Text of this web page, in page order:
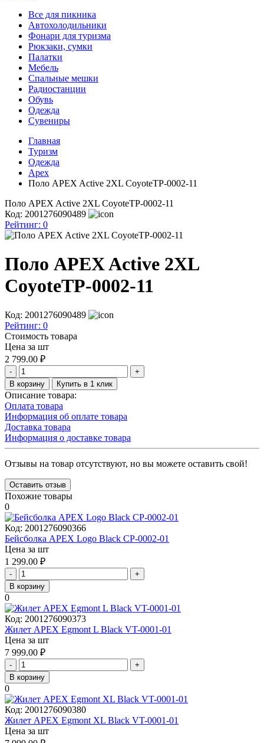
Все для пикника
Автохолодильники
Фонари для туризма
Рюкзаки, сумки
Палатки
Мебель
Спальные мешки
Радиостанции
Обувь
Одежда
Сувениры
Главная
Туризм
Одежда
Apex
Поло APEX Active 2XL CoyoteTP-0002-11
Поло APEX Active 2XL CoyoteTP-0002-11
Код: 2001276090489
Рейтинг: 0
Поло APEX Active 2XL
CoyoteTP-0002-11
Код: 2001276090489
Рейтинг: 0
Стоимость товара
Цена за шт
2 799.00 ₽
-
+
В корзину
Купить в 1 клик
Описание товара:
Оплата товара
Информация об оплате товара
Доставка товара
Информация о доставке товара
Отзывы на товар отсутствуют, но вы можете оставить свой!
Оставить отзыв
Похожие товары
0
Код: 2001276090366
Бейсболка APEX Logo Black CP-0002-01
Цена за шт
1 299.00 ₽
-
+
В корзину
0
Код: 2001276090373
Жилет APEX Egmont L Black VT-0001-01
Цена за шт
7 999.00 ₽
-
+
В корзину
0
Код: 2001276090380
Жилет APEX Egmont XL Black VT-0001-01
Цена за шт